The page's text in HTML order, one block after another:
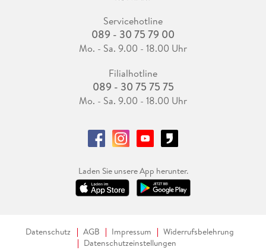
Servicehotline
089 - 30 75 79 00
Mo. - Sa. 9.00 - 18.00 Uhr
Filialhotline
089 - 30 75 75 75
Mo. - Sa. 9.00 - 18.00 Uhr
Laden Sie unsere App herunter.
Datenschutz AGB Impressum
Widerrufsbelehrung
Datenschutzeinstellungen